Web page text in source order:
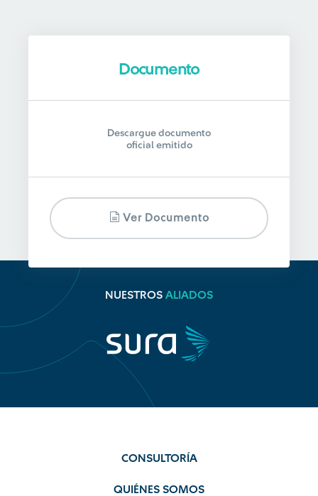
Documento
Descargue documento
oficial emitido
Ver Documento
NUESTROS ALIADOS
CONSULTORÍA
QUIÉNES SOMOS